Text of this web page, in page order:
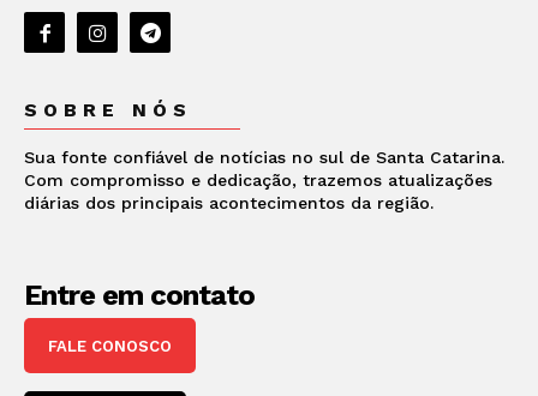
SOBRE NÓS
Sua fonte confiável de notícias no sul de Santa Catarina.
Com compromisso e dedicação, trazemos atualizações
diárias dos principais acontecimentos da região.
Entre em contato
FALE CONOSCO